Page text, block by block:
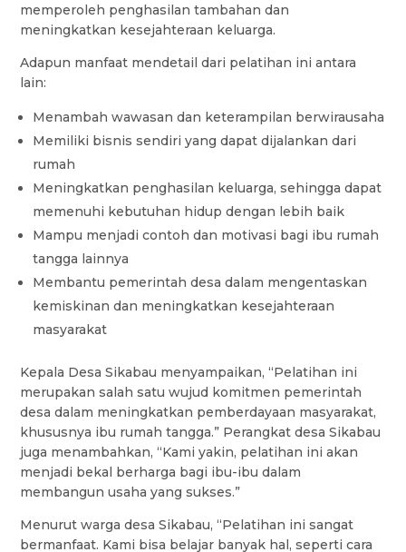
memperoleh penghasilan tambahan dan
meningkatkan kesejahteraan keluarga.
Adapun manfaat mendetail dari pelatihan ini antara
lain:
Menambah wawasan dan keterampilan berwirausaha
Memiliki bisnis sendiri yang dapat dijalankan dari
rumah
Meningkatkan penghasilan keluarga, sehingga dapat
memenuhi kebutuhan hidup dengan lebih baik
Mampu menjadi contoh dan motivasi bagi ibu rumah
tangga lainnya
Membantu pemerintah desa dalam mengentaskan
kemiskinan dan meningkatkan kesejahteraan
masyarakat
Kepala Desa Sikabau menyampaikan, “Pelatihan ini
merupakan salah satu wujud komitmen pemerintah
desa dalam meningkatkan pemberdayaan masyarakat,
khususnya ibu rumah tangga.” Perangkat desa Sikabau
juga menambahkan, “Kami yakin, pelatihan ini akan
menjadi bekal berharga bagi ibu-ibu dalam
membangun usaha yang sukses.”
Menurut warga desa Sikabau, “Pelatihan ini sangat
bermanfaat. Kami bisa belajar banyak hal, seperti cara